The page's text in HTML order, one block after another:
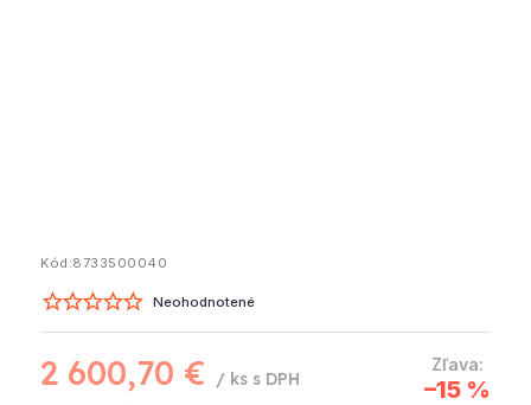
Kód:8733500040
Neohodnotené
–15 %
2 600,70 € / ks